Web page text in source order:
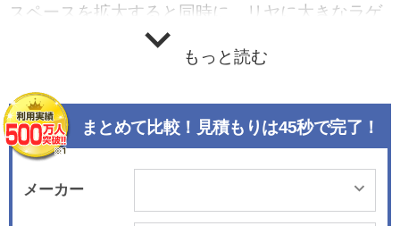
スペースを拡大すると同時に、リヤに大きなラゲ
ッジスペースを持つのは英国で狩猟用に使われた
シューティング・ブレークのコンセプトを今の時
せば260リットルから930リットルまで荷室容量を
拡大できる。搭載エンジンは直列4気筒1.6リッタ
ーDOHCだが2010年5月の改良で変更され、バル
ブトロニック機構を採用する自然吸気エンジンは
90kW(122ps)/160N・mの、また直噴＆ツインス
もっと読む
まとめて比較！見積もりは45秒で完了！
メーカー